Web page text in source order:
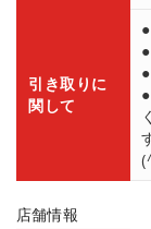
引き取りに
関して
店舗情報